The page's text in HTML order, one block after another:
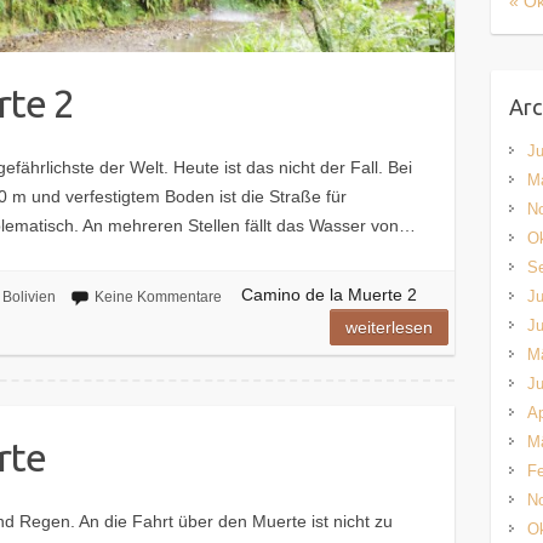
2
der Welt. Heute ist das nicht der Fall. Bei
m und verfestigtem Boden ist die Straße für
An mehreren Stellen fällt das Wasser von…
Bolivien Keine Kommentare
Camino de la Muerte 2
weiterlesen
Regen. An die Fahrt über den Muerte ist nicht zu